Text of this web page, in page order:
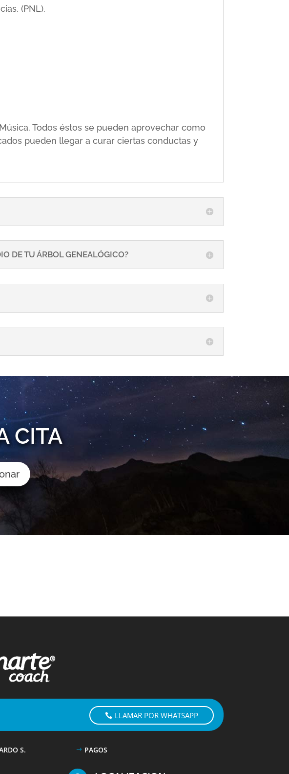
(PNL).
Todos éstos se pueden aprovechar como
pueden llegar a curar ciertas conductas y
DE TU ÁRBOL GENEALÓGICO?
CITA
LLAMAR POR WHATSAPP
S. PAGOS